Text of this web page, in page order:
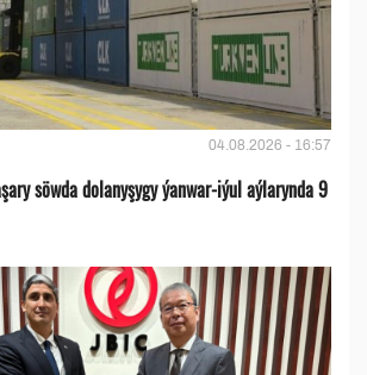
04.08.2026 - 16:57
söwda dolanyşygy ýanwar-iýul aýlarynda 9